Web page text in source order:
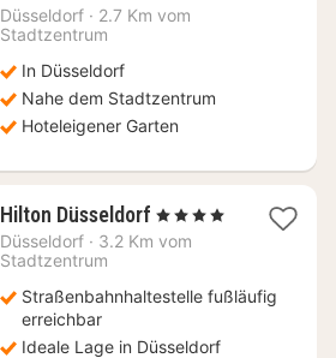
Düsseldorf · 2.7 Km vom
Stadtzentrum
In Düsseldorf
Nahe dem Stadtzentrum
Hoteleigener Garten
Hilton Düsseldorf 1
Nacht
€
, 4 Sterne
Düsseldorf · 3.2 Km vom
Stadtzentrum
Straßenbahnhaltestelle fußläufig
erreichbar
Ideale Lage in Düsseldorf